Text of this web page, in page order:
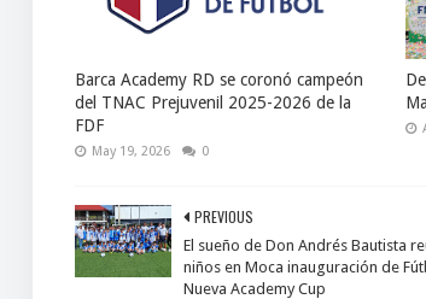
Barca Academy RD se coronó campeón
del TNAC Prejuvenil 2025-2026 de la
FDF
May 19, 2026 0
PREVIOUS
El sueño de Don Andrés Bautista
niños en Moca inauguración de
Nueva Academy Cup